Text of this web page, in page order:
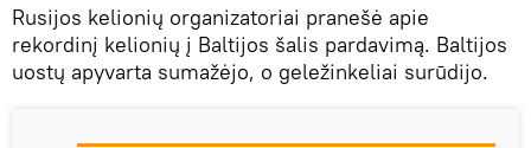
Rusijos kelionių organizatoriai pranešė apie
rekordinį kelionių į Baltijos šalis pardavimą. Baltijos
uostų apyvarta sumažėjo, o geležinkeliai surūdijo.